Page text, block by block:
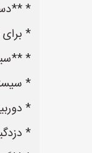
*
*
*
*
*
*